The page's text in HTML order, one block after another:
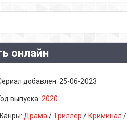
онлайн
добавлен: 25-06-2023
выпуска: 2020
Драма / Триллер / Криминал /